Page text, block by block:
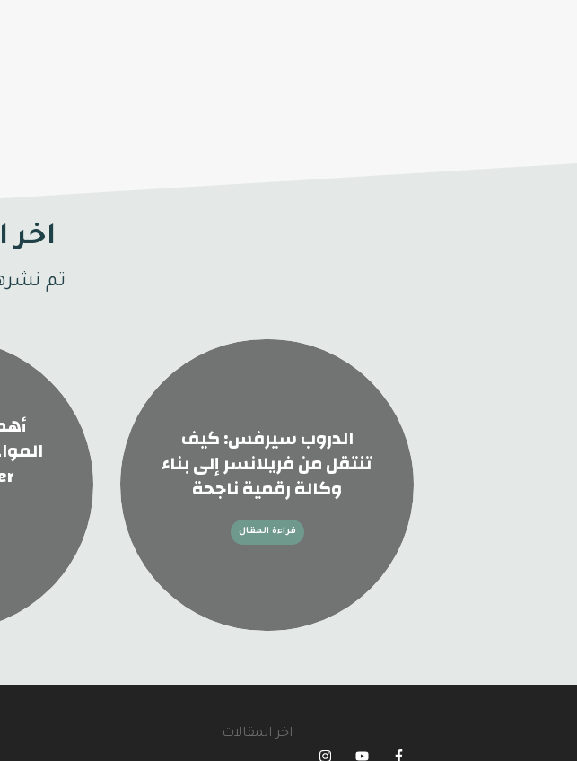
اخر
تم
الدروب سيرفس: كيف
تنتقل من فريلانسر إلى بناء
وكالة رقمية ناجحة
قراءة المقال
اخر المقالات